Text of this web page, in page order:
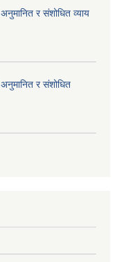
र संशोधित व्याय
र संशोधित